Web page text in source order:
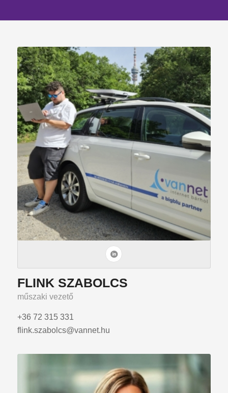
FLINK SZABOLCS
műszaki vezető
+36 72 315 331
flink.szabolcs@vannet.hu